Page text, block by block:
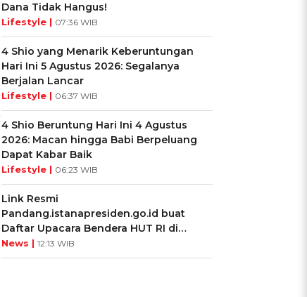
Dana Tidak Hangus!
Lifestyle | 07:36 WIB
4 Shio yang Menarik Keberuntungan
Hari Ini 5 Agustus 2026: Segalanya
Berjalan Lancar
Lifestyle | 06:37 WIB
4 Shio Beruntung Hari Ini 4 Agustus
2026: Macan hingga Babi Berpeluang
Dapat Kabar Baik
Lifestyle | 06:23 WIB
Link Resmi
Pandang.istanapresiden.go.id buat
Daftar Upacara Bendera HUT RI di
Istana Negara
News | 12:13 WIB